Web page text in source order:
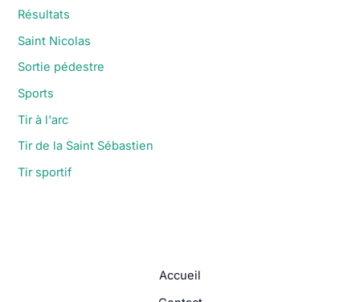
Résultats
Saint Nicolas
Sortie pédestre
Sports
Tir à l'arc
Tir de la Saint Sébastien
Tir sportif
Accueil